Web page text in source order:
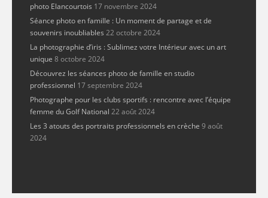
photo Elancourtois 17 novembre 2024
Séance photo en famille : Un moment de partage et de
souvenirs inoubliables 22 octobre 2024
La photographie d’iris : Sublimez votre Intérieur avec un art
unique 8 octobre 2024
Découvrez les séances photo de famille en studio
professionnel 17 septembre 2024
Photographe pour les clubs sportifs : rencontre avec l’équipe
femme du Golf National 22 août 2024
Les 3 atouts des portraits professionnels en crèche 9 août
2024